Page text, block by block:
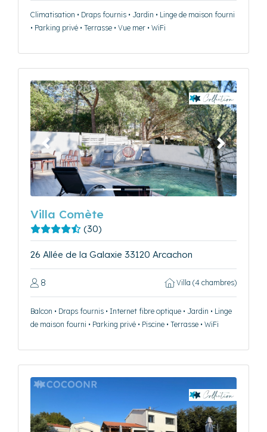
Climatisation • Draps fournis • Jardin • Linge de maison fourni
• Parking privé • Terrasse • Vue mer • WiFi
Précédent Suivant
Villa Comète
(30)
26 Allée de la Galaxie 33120 Arcachon
8 Villa (4 chambres)
Balcon • Draps fournis • Internet fibre optique • Jardin • Linge
de maison fourni • Parking privé • Piscine • Terrasse • WiFi